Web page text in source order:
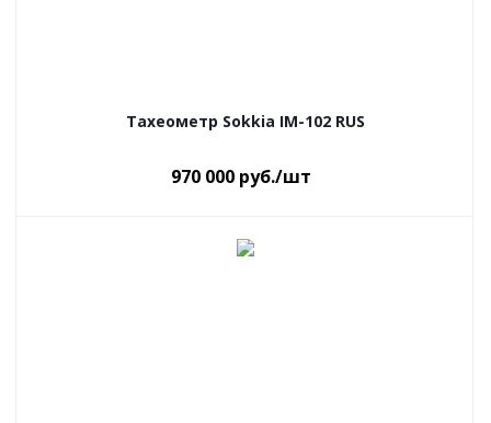
Тахеометр Sokkia IM-102 RUS
970 000 руб./шт